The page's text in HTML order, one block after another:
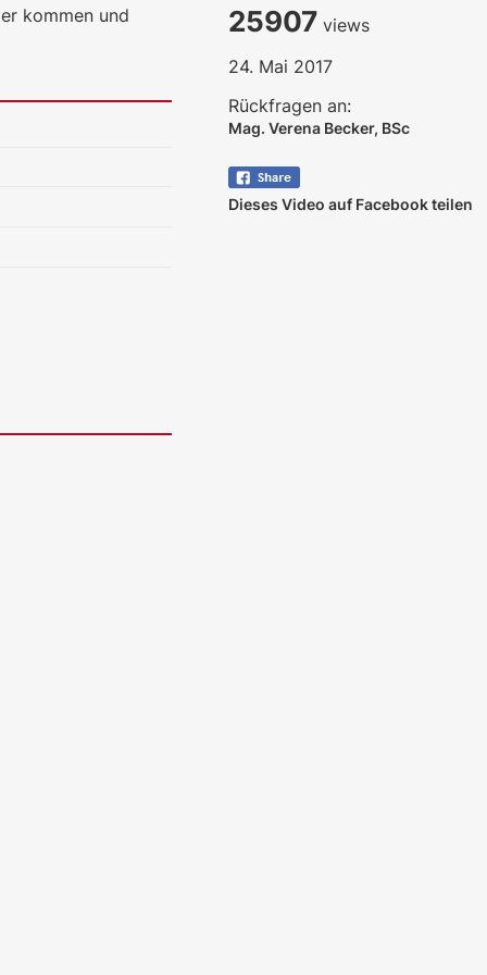
kommen und
25907 views
24. Mai 2017
Rückfragen an:
Mag. Verena Becker, BSc
Dieses Video auf Facebook teilen